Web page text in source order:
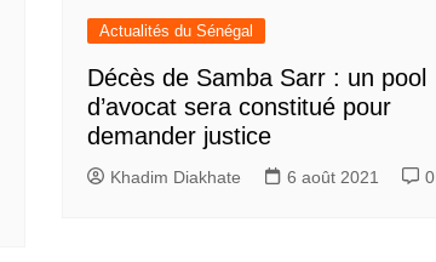
Actualités du Sénégal
Décès de Samba Sarr : un pool
d’avocat sera constitué pour
demander justice
Khadim Diakhate 6 août 2021 0